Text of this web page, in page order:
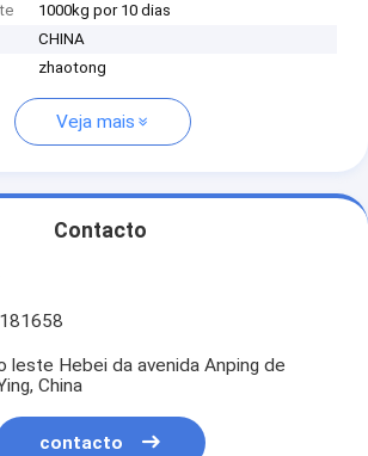
1000kg por 10 dias
CHINA
zhaotong
Veja mais
Contacto
leste Hebei da avenida Anping de
China
contacto